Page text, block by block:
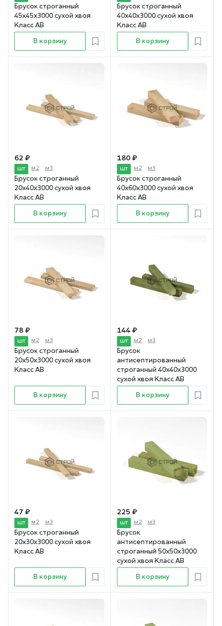
Брусок строганный
45х45х3000 сухой хвоя
Класс АВ
В корзину
Брусок строганный
40х40х3000 сухой хвоя
Класс АВ
В корзину
62 ₽
шт м2 м3
Брусок строганный
20х40х3000 сухой хвоя
Класс АВ
В корзину
180 ₽
шт м2 м3
Брусок строганный
40х60х3000 сухой хвоя
Класс АВ
В корзину
78 ₽
шт м2 м3
Брусок строганный
20х50х3000 сухой хвоя
Класс АВ
В корзину
144 ₽
шт м2 м3
Брусок
антисептированный
строганный 40х40х3000
сухой хвоя Класс АВ
В корзину
47 ₽
шт м2 м3
Брусок строганный
20х30х3000 сухой хвоя
Класс АВ
В корзину
225 ₽
шт м2 м3
Брусок
антисептированный
строганный 50х50х3000
сухой хвоя Класс АВ
В корзину